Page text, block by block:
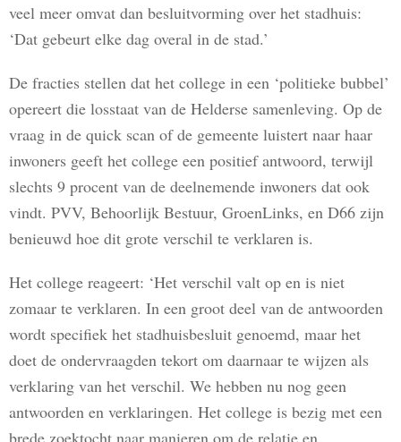
veel meer omvat dan besluitvorming over het stadhuis:
‘Dat gebeurt elke dag overal in de stad.’
De fracties stellen dat het college in een ‘politieke bubbel’
opereert die losstaat van de Helderse samenleving. Op de
vraag in de quick scan of de gemeente luistert naar haar
inwoners geeft het college een positief antwoord, terwijl
slechts 9 procent van de deelnemende inwoners dat ook
vindt. PVV, Behoorlijk Bestuur, GroenLinks, en D66 zijn
benieuwd hoe dit grote verschil te verklaren is.
Het college reageert: ‘Het verschil valt op en is niet
zomaar te verklaren. In een groot deel van de antwoorden
wordt specifiek het stadhuisbesluit genoemd, maar het
doet de ondervraagden tekort om daarnaar te wijzen als
verklaring van het verschil. We hebben nu nog geen
antwoorden en verklaringen. Het college is bezig met een
brede zoektocht naar manieren om de relatie en